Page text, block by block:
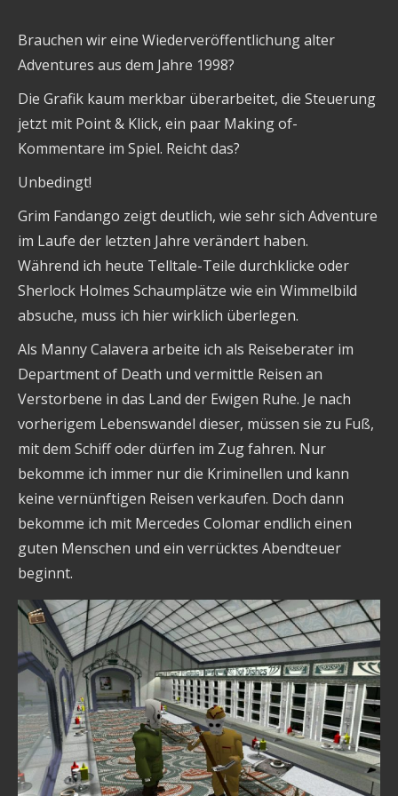
Brauchen wir eine Wiederveröffentlichung alter
Adventures aus dem Jahre 1998?
Die Grafik kaum merkbar überarbeitet, die Steuerung
jetzt mit Point & Klick, ein paar Making of-
Kommentare im Spiel. Reicht das?
Unbedingt!
Grim Fandango zeigt deutlich, wie sehr sich Adventure
im Laufe der letzten Jahre verändert haben.
Während ich heute Telltale-Teile durchklicke oder
Sherlock Holmes Schaumplätze wie ein Wimmelbild
absuche, muss ich hier wirklich überlegen.
Als Manny Calavera arbeite ich als Reiseberater im
Department of Death und vermittle Reisen an
Verstorbene in das Land der Ewigen Ruhe. Je nach
vorherigem Lebenswandel dieser, müssen sie zu Fuß,
mit dem Schiff oder dürfen im Zug fahren. Nur
bekomme ich immer nur die Kriminellen und kann
keine vernünftigen Reisen verkaufen. Doch dann
bekomme ich mit Mercedes Colomar endlich einen
guten Menschen und ein verrücktes Abendteuer
beginnt.